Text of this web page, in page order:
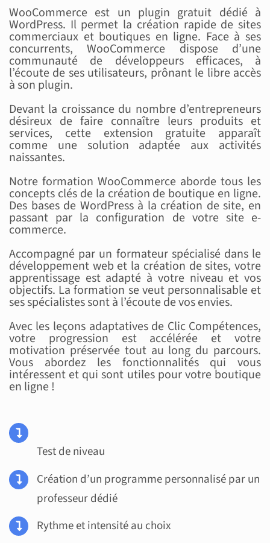
WooCommerce est un plugin gratuit dédié à
WordPress. Il permet la création rapide de sites
commerciaux et boutiques en ligne. Face à ses
concurrents, WooCommerce dispose d’une
communauté de développeurs efficaces, à
l’écoute de ses utilisateurs, prônant le libre accès
à son plugin.
Devant la croissance du nombre d’entrepreneurs
désireux de faire connaître leurs produits et
services, cette extension gratuite apparaît
comme une solution adaptée aux activités
naissantes.
Notre formation WooCommerce aborde tous les
concepts clés de la création de boutique en ligne.
Des bases de WordPress à la création de site, en
passant par la configuration de votre site e-
commerce.
Accompagné par un formateur spécialisé dans le
développement web et la création de sites, votre
apprentissage est adapté à votre niveau et vos
objectifs. La formation se veut personnalisable et
ses spécialistes sont à l’écoute de vos envies.
Avec les leçons adaptatives de Clic Compétences,
votre progression est accélérée et votre
motivation préservée tout au long du parcours.
Vous abordez les fonctionnalités qui vous
intéressent et qui sont utiles pour votre boutique
en ligne !
Test de niveau
Création d’un programme personnalisé par un
professeur dédié
Rythme et intensité au choix